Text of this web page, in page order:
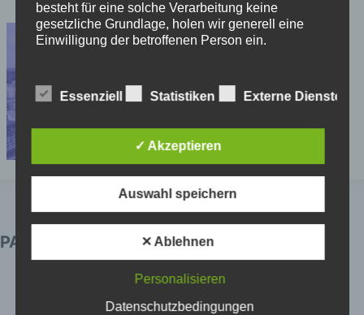
PARTNER
besteht für eine solche Verarbeitung keine
gesetzliche Grundlage, holen wir generell eine
Einwilligung der betroffenen Person ein.
beispielsweise des Namens, der Anschrift, E-Mail-
Adresse oder Telefonnummer einer betroffenen
Übereinstimmung mit den für uns geltenden
landesspezifischen Datenschutzbestimmungen.
Unternehmen die Öffentlichkeit über Art, Umfang
und Zweck der von uns erhobenen, genutzten und
informieren. Ferner werden betroffene Personen
mittels dieser Datenschutzerklärung über die ihnen
zustehenden Rechte aufgeklärt.
Wir haben als für die Verarbeitung Verantwortlicher
Essenziell Statistiken Externe Dienste
✓ Akzeptieren
Auswahl speichern
✕ Ablehnen
Personalisieren
Datenschutzbedingungen